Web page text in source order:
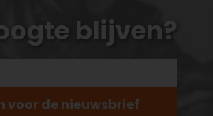
blijven?
voor de nieuwsbrief